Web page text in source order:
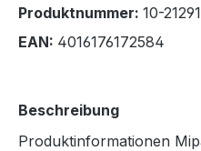
Produktnummer: 10-
EAN: 4016176172584
Beschreibung
Produktinformationen